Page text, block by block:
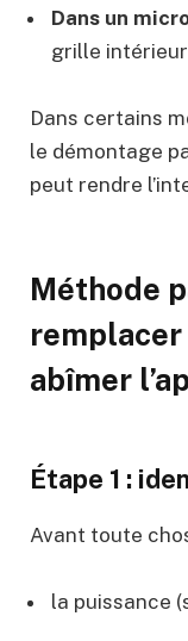
Dans un
grille
Dans certains
le démontage
peut rendre
Méthode
remplacer
abîmer
Étape 1 :
Avant toute
la puissance